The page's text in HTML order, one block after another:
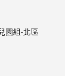
園組-北區